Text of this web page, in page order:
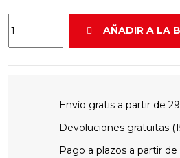
AÑADIR A LA
Envío gratis a partir de
Devoluciones gratuitas
Pago a plazos a partir